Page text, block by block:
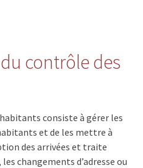
contrôle des
consiste à gérer les
et de les mettre à
des arrivées et traite
changements d’adresse ou